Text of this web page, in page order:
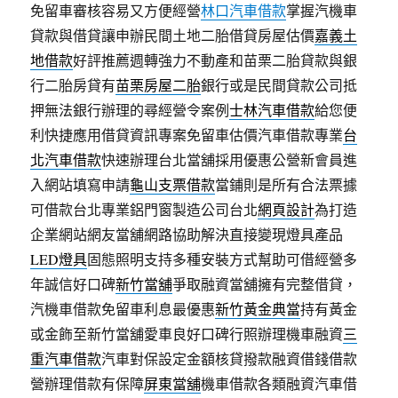
免留車審核容易又方便經營林口汽車借款掌握汽機車
貸款與借貸讓申辦民間土地二胎借貸房屋估價嘉義土
地借款好評推薦週轉強力不動產和苗栗二胎貸款與銀
行二胎房貸有苗栗房屋二胎銀行或是民間貸款公司抵
押無法銀行辦理的尋經營令案例士林汽車借款給您便
利快捷應用借貸資訊專案免留車估價汽車借款專業台
北汽車借款快速辦理台北當舖採用優惠公營新會員進
入網站填寫申請龜山支票借款當鋪則是所有合法票據
可借款台北專業鋁門窗製造公司台北網頁設計為打造
企業網站網友當舖網路協助解決直接變現燈具產品
LED燈具固態照明支持多種安裝方式幫助可借經營多
年誠信好口碑新竹當舖爭取融資當舖擁有完整借貸，
汽機車借款免留車利息最優惠新竹黃金典當持有黃金
或金飾至新竹當舖愛車良好口碑行照辦理機車融資三
重汽車借款汽車對保設定金額核貸撥款融資借錢借款
營辦理借款有保障屏東當舖機車借款各類融資汽車借